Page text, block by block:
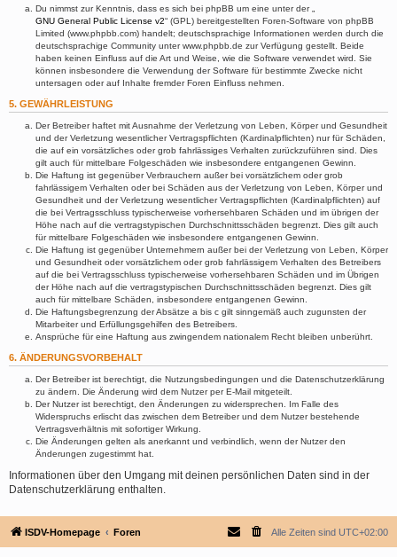
Du nimmst zur Kenntnis, dass es sich bei phpBB um eine unter der „
GNU General Public License v2“ (GPL) bereitgestellten Foren-Software von phpBB
Limited (www.phpbb.com) handelt; deutschsprachige Informationen werden durch die
deutschsprachige Community unter www.phpbb.de zur Verfügung gestellt. Beide
haben keinen Einfluss auf die Art und Weise, wie die Software verwendet wird. Sie
können insbesondere die Verwendung der Software für bestimmte Zwecke nicht
untersagen oder auf Inhalte fremder Foren Einfluss nehmen.
5. GEWÄHRLEISTUNG
Der Betreiber haftet mit Ausnahme der Verletzung von Leben, Körper und Gesundheit
und der Verletzung wesentlicher Vertragspflichten (Kardinalpflichten) nur für Schäden,
die auf ein vorsätzliches oder grob fahrlässiges Verhalten zurückzuführen sind. Dies
gilt auch für mittelbare Folgeschäden wie insbesondere entgangenen Gewinn.
Die Haftung ist gegenüber Verbrauchern außer bei vorsätzlichem oder grob
fahrlässigem Verhalten oder bei Schäden aus der Verletzung von Leben, Körper und
Gesundheit und der Verletzung wesentlicher Vertragspflichten (Kardinalpflichten) auf
die bei Vertragsschluss typischerweise vorhersehbaren Schäden und im übrigen der
Höhe nach auf die vertragstypischen Durchschnittsschäden begrenzt. Dies gilt auch
für mittelbare Folgeschäden wie insbesondere entgangenen Gewinn.
Die Haftung ist gegenüber Unternehmern außer bei der Verletzung von Leben, Körper
und Gesundheit oder vorsätzlichem oder grob fahrlässigem Verhalten des Betreibers
auf die bei Vertragsschluss typischerweise vorhersehbaren Schäden und im Übrigen
der Höhe nach auf die vertragstypischen Durchschnittsschäden begrenzt. Dies gilt
auch für mittelbare Schäden, insbesondere entgangenen Gewinn.
Die Haftungsbegrenzung der Absätze a bis c gilt sinngemäß auch zugunsten der
Mitarbeiter und Erfüllungsgehilfen des Betreibers.
Ansprüche für eine Haftung aus zwingendem nationalem Recht bleiben unberührt.
6. ÄNDERUNGSVORBEHALT
Der Betreiber ist berechtigt, die Nutzungsbedingungen und die Datenschutzerklärung
zu ändern. Die Änderung wird dem Nutzer per E-Mail mitgeteilt.
Der Nutzer ist berechtigt, den Änderungen zu widersprechen. Im Falle des
Widerspruchs erlischt das zwischen dem Betreiber und dem Nutzer bestehende
Vertragsverhältnis mit sofortiger Wirkung.
Die Änderungen gelten als anerkannt und verbindlich, wenn der Nutzer den
Änderungen zugestimmt hat.
Informationen über den Umgang mit deinen persönlichen Daten sind in der
Datenschutzerklärung enthalten.
ISDV-Homepage Foren Alle Zeiten sind UTC+02:00